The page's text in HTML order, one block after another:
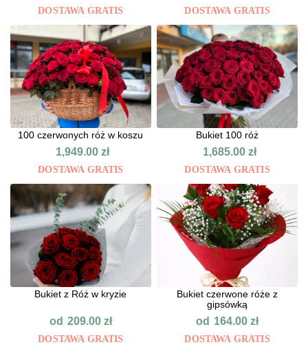
DOSTAWA GRATIS DOSTAWA GRATIS
100 czerwonych róż w koszu
1,949.00zł
DOSTAWA GRATIS
Bukiet 100 róż
1,685.00 zł
DOSTAWA GRATIS
Bukiet z Róż w kryzie
od 209.00 zł
DOSTAWA GRATIS
Bukiet czerwone róże z
gipsówką
od 164.00zł
DOSTAWA GRATIS